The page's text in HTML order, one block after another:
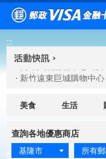
跳到主要內容區塊
:::
高雄大樂購物中心 刷
臺北三創生活 有點東
高雄大樂購物中心 刷
新竹遠東巨城購物中
美食 生活
查詢各地優惠商店
基隆市 所有